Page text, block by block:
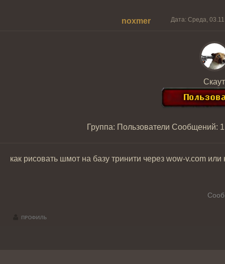
noxmer Дата: Среда,
Скаут
Группа: Пользователи Сообщений: 1
как рисовать шмот на базу тринити через wow-v.com